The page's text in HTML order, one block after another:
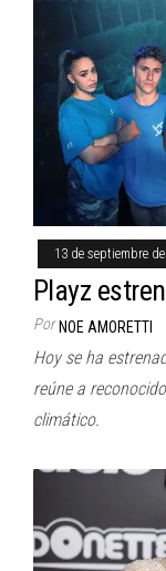
13 de septiembre
Playz
Por NOE AMORETTI
Hoy se ha
reúne a
climático.